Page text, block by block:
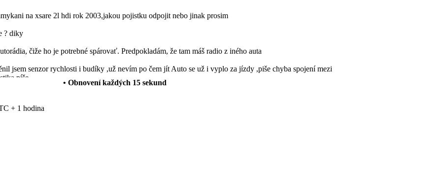
na xsare 2l hdi rok 2003,jakou pojistku odpojit nebo jinak prosim
? diky
čiže ho je potrebné spárovať. Predpokladám, že tam máš radio z iného auta
jsem senzor rychlosti i budíky ,už nevím po čem jít Auto se už i vyplo za jízdy ,piše chyba spojení mezi
píše
normálně ale rádio vydáva neusrále přerušovaný ton. Vědel by někdo jak se toho zbavit? Díky
oken za elektrická okna a levé zpětné zrcátko manuální za elektrické?
mi svítí všechny výstražné kontrolky na přístrojové desce ale nejde rychloměr, teplota, prostě
nemůžou zjistit příčinu.
• Obnovení každých 15 sekund
+ 1 hodina